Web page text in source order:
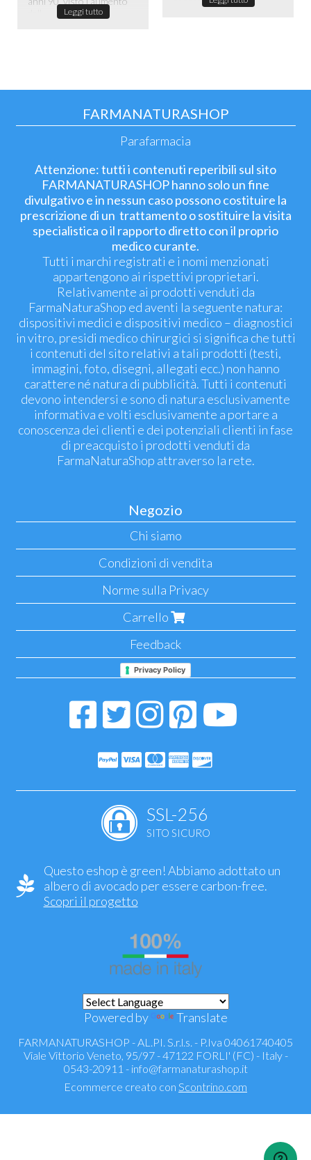
Leggi tutto
FARMANATURASHOP
Parafarmacia
Attenzione: tutti i contenuti reperibili sul sito
FARMANATURASHOP hanno solo un fine
divulgativo e in nessun caso possono costituire la
prescrizione di un trattamento o sostituire la visita
specialistica o il rapporto diretto con il proprio
medico curante.
Tutti i marchi registrati e i nomi menzionati
appartengono ai rispettivi proprietari.
Relativamente ai prodotti venduti da
FarmaNaturaShop ed aventi la seguente natura:
dispositivi medici e dispositivi medico – diagnostici
in vitro, presidi medico chirurgici si significa che tutti
i contenuti del sito relativi a tali prodotti (testi,
immagini, foto, disegni, allegati ecc.) non hanno
carattere né natura di pubblicità. Tutti i contenuti
devono intendersi e sono di natura esclusivamente
informativa e volti esclusivamente a portare a
conoscenza dei clienti e dei potenziali clienti in fase
di preacquisto i prodotti venduti da
FarmaNaturaShop attraverso la rete.
Negozio
Chi siamo
Condizioni di vendita
Norme sulla Privacy
Carrello
Feedback
Privacy Policy
SSL-256
SITO SICURO
Questo eshop è green! Abbiamo adottato un
albero di avocado per essere carbon-free.
Scopri il progetto
Powered by Translate
FARMANATURASHOP - AL.PI. S.r.l.s. - P.Iva 04061740405
Viale Vittorio Veneto, 95/97 - 47122 FORLI' (FC) - Italy -
0543-20911 - info@farmanaturashop.it
Ecommerce creato con Scontrino.com